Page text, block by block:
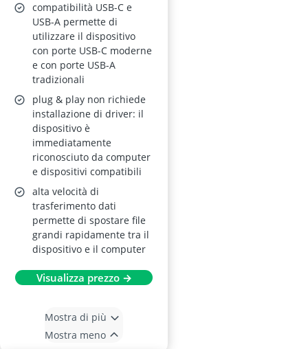
compatibilità USB-C e
USB-A permette di
utilizzare il dispositivo
con porte USB-C moderne
e con porte USB-A
tradizionali
plug & play non richiede
installazione di driver: il
dispositivo è
immediatamente
riconosciuto da computer
e dispositivi compatibili
alta velocità di
trasferimento dati
permette di spostare file
grandi rapidamente tra il
dispositivo e il computer
Visualizza prezzo →
Mostra di più
Mostra meno